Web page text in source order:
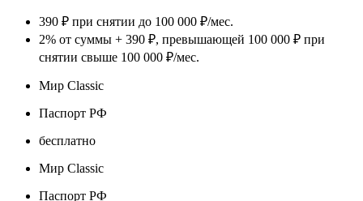
390 ₽ при снятии до 100 000 ₽/мес.
2% от суммы + 390 ₽, превышающей 100 000 ₽ при
снятии свыше 100 000 ₽/мес.
Мир Classic
Паспорт РФ
бесплатно
Мир Classic
Паспорт РФ